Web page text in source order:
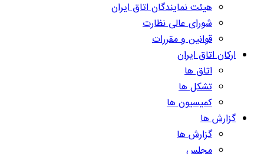
هیئت نمایندگان اتاق ایران
شورای عالی نظارت
قوانین و مقررات
ارکان اتاق ایران
اتاق ها
تشکل ها
کمیسیون ها
گزارش ها
گزارش ها
مجلس